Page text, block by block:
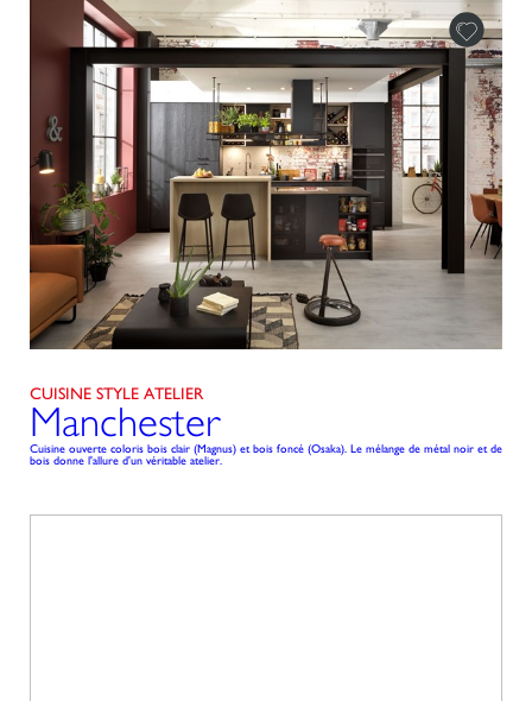
CUISINE STYLE ATELIER
Manchester
Cuisine ouverte coloris bois clair (Magnus) et bois foncé (Osaka). Le mélange de métal noir et de
bois donne l'allure d'un véritable atelier.